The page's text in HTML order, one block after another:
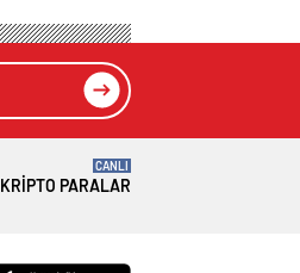
KRIPTO PARALAR
CANLI